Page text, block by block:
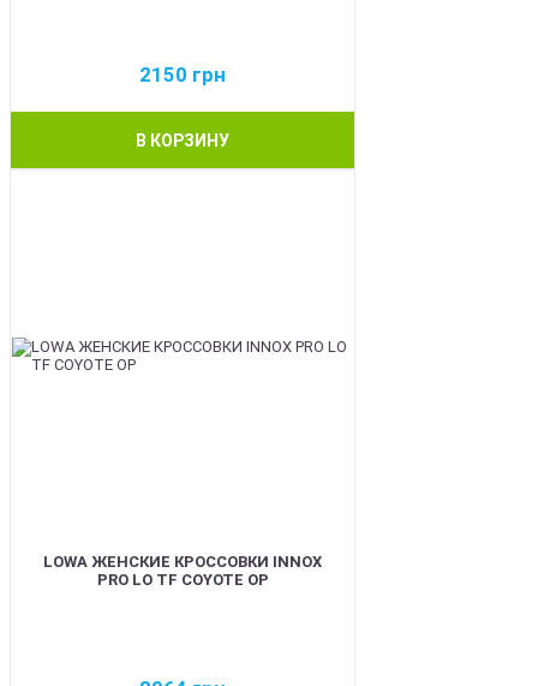
2150 грн
В КОРЗИНУ
LOWA ЖЕНСКИЕ КРОССОВКИ INNOX
PRO LO TF COYOTE OP